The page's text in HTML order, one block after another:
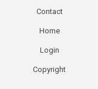
Contact
Home
Login
Copyright